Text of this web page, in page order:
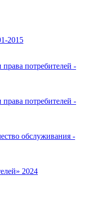
2015
потребителей -
потребителей -
обслуживания -
2024